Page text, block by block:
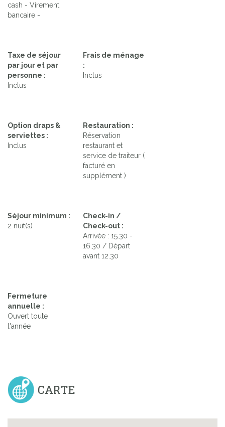
cash - Virement
bancaire -
Taxe de séjour
par jour et par
personne :
Inclus
Frais de ménage
:
Inclus
Option draps &
serviettes :
Inclus
Restauration :
Réservation
restaurant et
service de traiteur (
facturé en
supplément )
Séjour minimum :
2 nuit(s)
Check-in /
Check-out :
Arrivée : 15.30 -
16.30 / Départ
avant 12.30
Fermeture
annuelle :
Ouvert toute
l'année
CARTE